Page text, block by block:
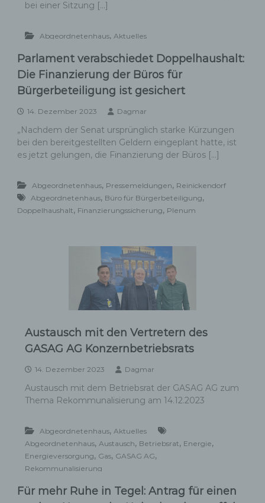
bei einer Sitzung […]
Abgeordnetenhaus, Aktuelles
Parlament verabschiedet Doppelhaushalt:
Die Finanzierung der Büros für
Bürgerbeteiligung ist gesichert
14. Dezember 2023 Dagmar
„Nachdem der Senat ursprünglich starke Kürzungen
bei den bereitgestellten Geldern eingeplant hatte, ist
es jetzt gelungen, die Finanzierung der Büros […]
Abgeordnetenhaus, Pressemeldungen, Reinickendorf
Abgeordnetenhaus, Büro für Bürgerbeteiligung,
Doppelhaushalt, Finanzierungssicherung, Plenum
Austausch mit den Vertretern des
GASAG AG Konzernbetriebsrats
14. Dezember 2023 Dagmar
Austausch mit dem Betriebsrat der GASAG AG zum
Thema Rekommunalisierung am 14.12.2023
Abgeordnetenhaus, Aktuelles
Abgeordnetenhaus, Austausch, Betriebsrat, Energie,
Energieversorgung, Gas, GASAG AG,
Rekommunalisierung
Für mehr Ruhe in Tegel: Antrag für einen